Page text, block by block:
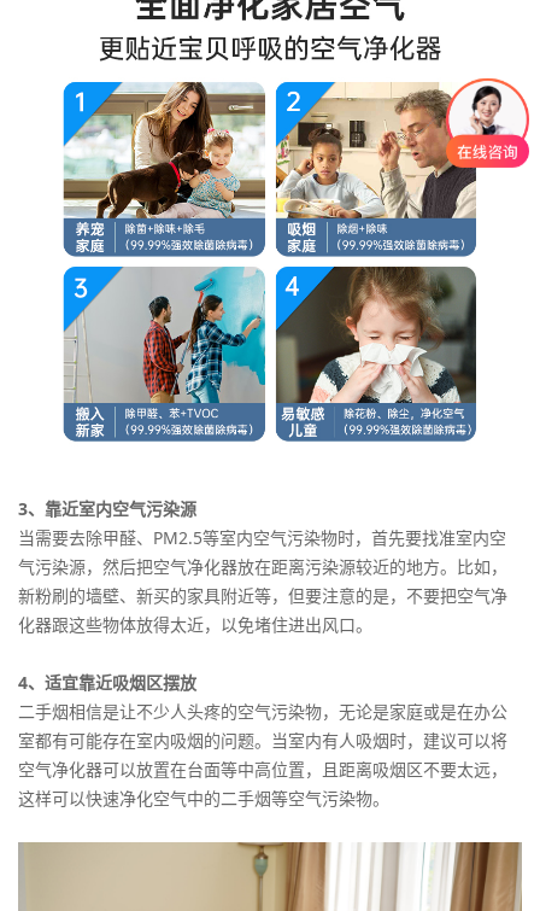
3、靠近室内空气污染源
当需要去除甲醛、PM2.5等室内空气污染物时，首先要找准室内空
气污染源，然后把空气净化器放在距离污染源较近的地方。比如，
新粉刷的墙壁、新买的家具附近等，但要注意的是，不要把空气净
化器跟这些物体放得太近，以免堵住进出风口。
4、适宜靠近吸烟区摆放
二手烟相信是让不少人头疼的空气污染物，无论是家庭或是在办公
室都有可能存在室内吸烟的问题。当室内有人吸烟时，建议可以将
空气净化器可以放置在台面等中高位置，且距离吸烟区不要太远，
这样可以快速净化空气中的二手烟等空气污染物。